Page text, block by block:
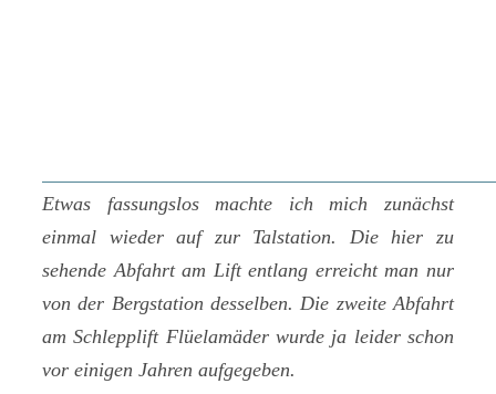
Etwas fassungslos machte ich mich zunächst
einmal wieder auf zur Talstation. Die hier zu
sehende Abfahrt am Lift entlang erreicht man nur
von der Bergstation desselben. Die zweite Abfahrt
am Schlepplift Flüelamäder wurde ja leider schon
vor einigen Jahren aufgegeben.